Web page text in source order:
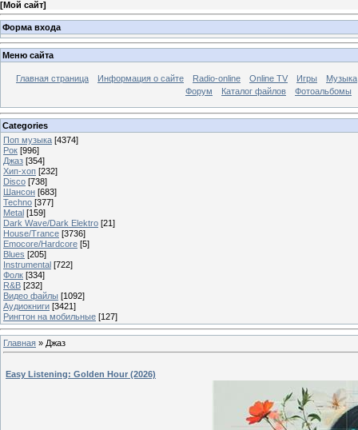
[Мой сайт]
Форма входа
Меню сайта
Главная страница Информация о сайте Radio-online Online TV Игры
Музыка
Форум
Каталог файлов Фотоальбомы
Categories
Поп музыка [4374]
Рок [996]
Джаз [354]
Хип-хоп [232]
Disco [738]
Шансон [683]
Techno [377]
Metal [159]
Dark Wave/Dark Elektro [21]
House/Trance [3736]
Emocore/Hardcore [5]
Blues [205]
Instrumental [722]
Фолк [334]
R&B [232]
Видео файлы [1092]
Аудиокниги [3421]
Рингтон на мобильные [127]
Главная » Джаз
Easy Listening: Golden Hour (2026)